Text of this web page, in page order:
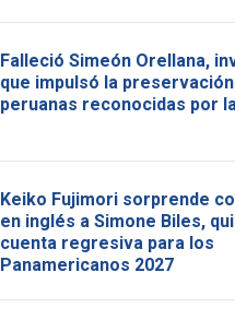
Falleció Simeón Orellana,
que impulsó la
peruanas reconocidas por
Keiko Fujimori sorprende
en inglés a Simone Biles,
cuenta regresiva para los
Panamericanos 2027